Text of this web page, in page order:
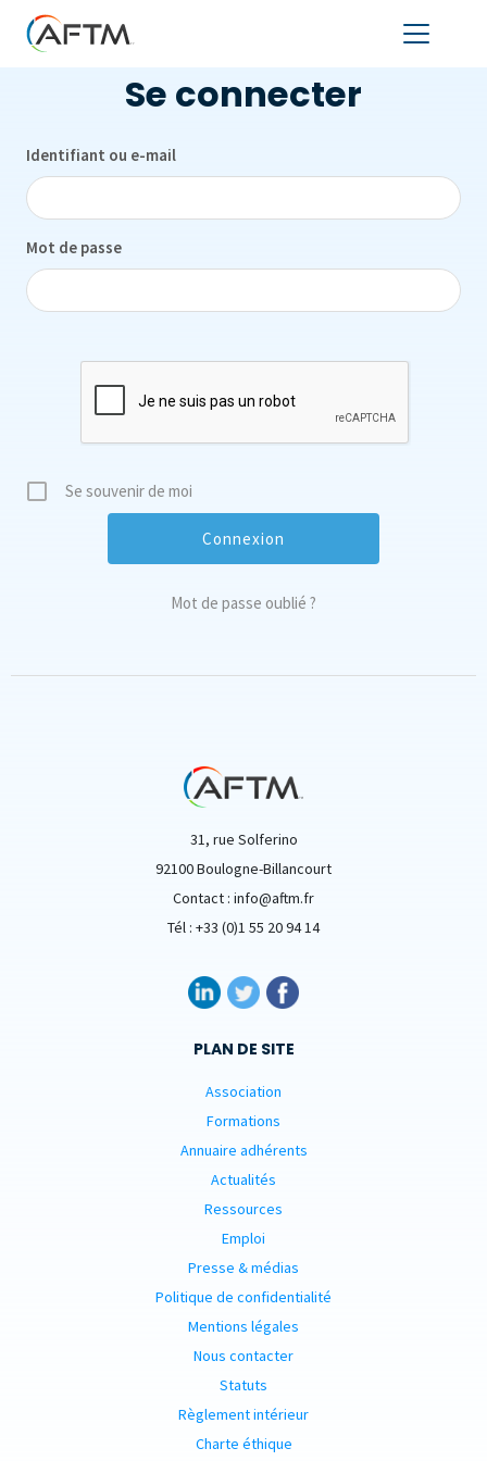
Se connecter
Identifiant ou e-mail
Mot de passe
Se souvenir de moi
Mot de passe oublié ?
31, rue Solferino
92100 Boulogne-Billancourt
Contact : info@aftm.fr
Tél : +33 (0)1 55 20 94 14
PLAN DE SITE
Association
Formations
Annuaire adhérents
Actualités
Ressources
Emploi
Presse & médias
Politique de confidentialité
Mentions légales
Nous contacter
Statuts
Règlement intérieur
Charte éthique